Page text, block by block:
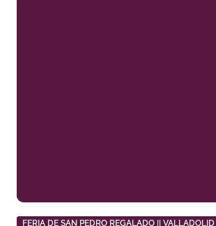
FERIA DE SAN PEDRO REGALADO || VALLADOLID